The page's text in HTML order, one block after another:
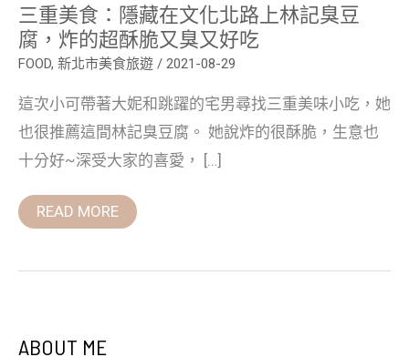
三重美食：隱藏在文化北路上林記臭豆
腐，炸的超酥脆又臭又好吃
FOOD, 新北市美食旅遊 / 2021-08-29
這次小可帶著大妮和跳躍的宅男尋找三重美味小吃，她
也很推薦這間林記臭豆腐。 她說炸的很酥脆，生意也
十分好~深受大家的喜愛， […]
豆
腐，
炸
的
脆
又
臭
又
好
READ MORE
ABOUT ME